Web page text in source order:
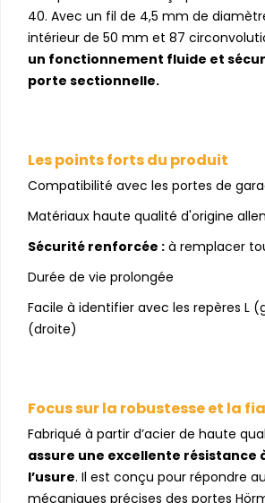
40. Avec un fil de 4,5 mm de
intérieur de 50 mm et 87
un fonctionnement fluide et
porte sectionnelle.
Les points forts du produit
Compatibilité avec les portes de
Matériaux haute qualité d'origine
Sécurité renforcée : à remplacer
Durée de vie prolongée
Facile à identifier avec les repères L
(droite)
Focus sur la robustesse et la
Fabriqué à partir d’acier de haute
assure une excellente résistance
l’usure. Il est conçu pour répondre
mécaniques précises des portes